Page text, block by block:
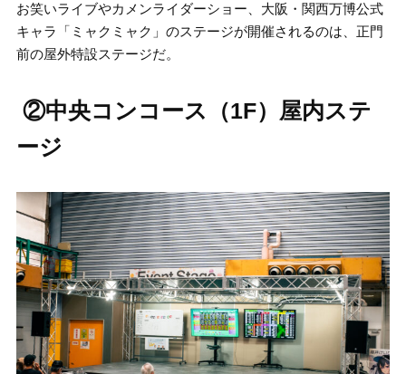
お笑いライブやカメンライダーショー、大阪・関西万博公式
キャラ「ミャクミャク」のステージが開催されるのは、正門
前の屋外特設ステージだ。
②中央コンコース（1F）屋内ステ
ージ